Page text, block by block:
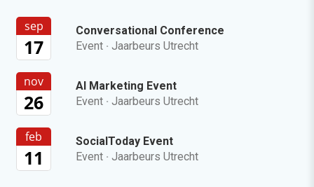
sep
17
Conversational Conference
Event · Jaarbeurs Utrecht
nov
26
AI Marketing Event
Event · Jaarbeurs Utrecht
feb
11
SocialToday Event
Event · Jaarbeurs Utrecht